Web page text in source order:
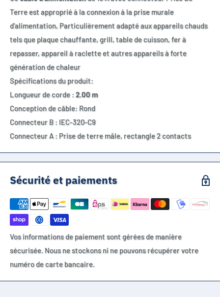
Terre est approprié à la connexion à la prise murale
d'alimentation, Particulièrement adapté aux appareils chauds
tels que plaque chauffante, grill, table de cuisson, fer à
repasser, appareil à raclette et autres appareils à forte
génération de chaleur
Spécifications du produit:
Longueur de corde : 2.00 m
Conception de câble: Rond
Connecteur B : IEC-320-C9
Connecteur A : Prise de terre mâle, rectangle 2 contacts
Sécurité et paiements
Vos informations de paiement sont gérées de manière
sécurisée. Nous ne stockons ni ne pouvons récupérer votre
numéro de carte bancaire.